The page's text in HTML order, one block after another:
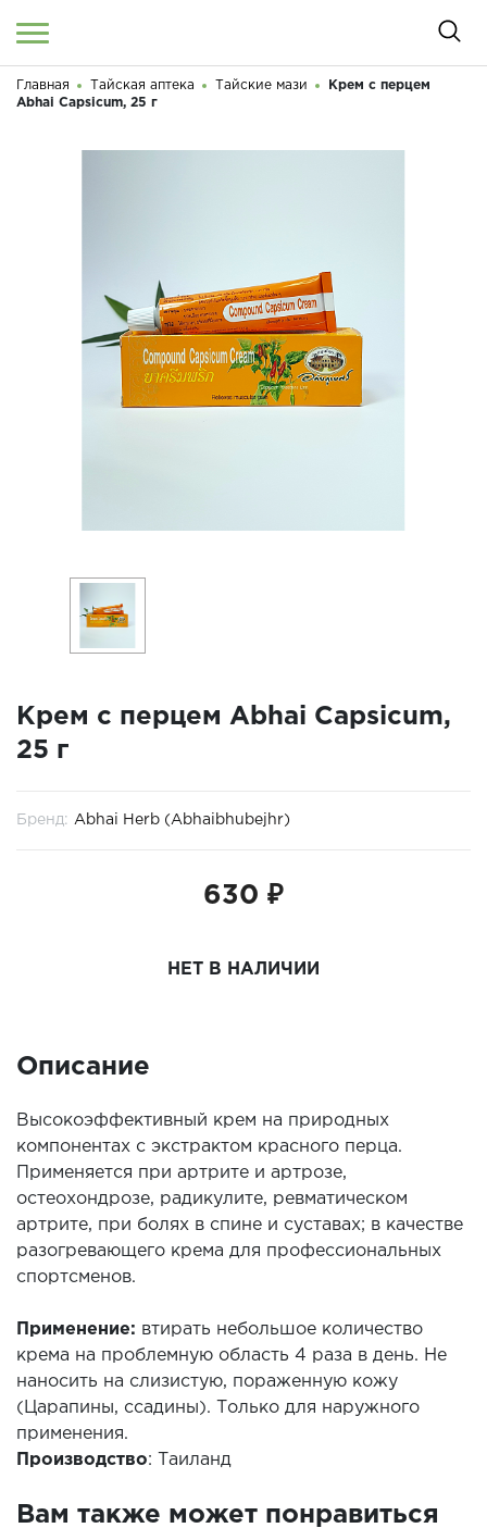
Войти / Регистрация
ДОСТАВКА И ОПЛАТА
Здравствуйте! Что вы ищете?
Главная Тайская аптека Тайские мази
Крем с перцем
Abhai Capsicum, 25 г
Крем с перцем Abhai Capsicum,
25 г
Бренд: Abhai Herb (Abhaibhubejhr)
630 ₽
НЕТ В НАЛИЧИИ
Описание
Высокоэффективный крем на природных
компонентах с экстрактом красного перца.
Применяется при артрите и артрозе,
остеохондрозе, радикулите, ревматическом
артрите, при болях в спине и суставах; в качестве
разогревающего крема для профессиональных
спортсменов.
Применение: втирать небольшое количество
крема на проблемную область 4 раза в день. Не
наносить на слизистую, пораженную кожу
(Царапины, ссадины). Только для наружного
применения.
Производство: Таиланд
Вам также может понравиться